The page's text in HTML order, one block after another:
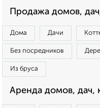
Продажа домов,
Дома Дачи
Без посредников
Из бруса
Аренда домов, дач,